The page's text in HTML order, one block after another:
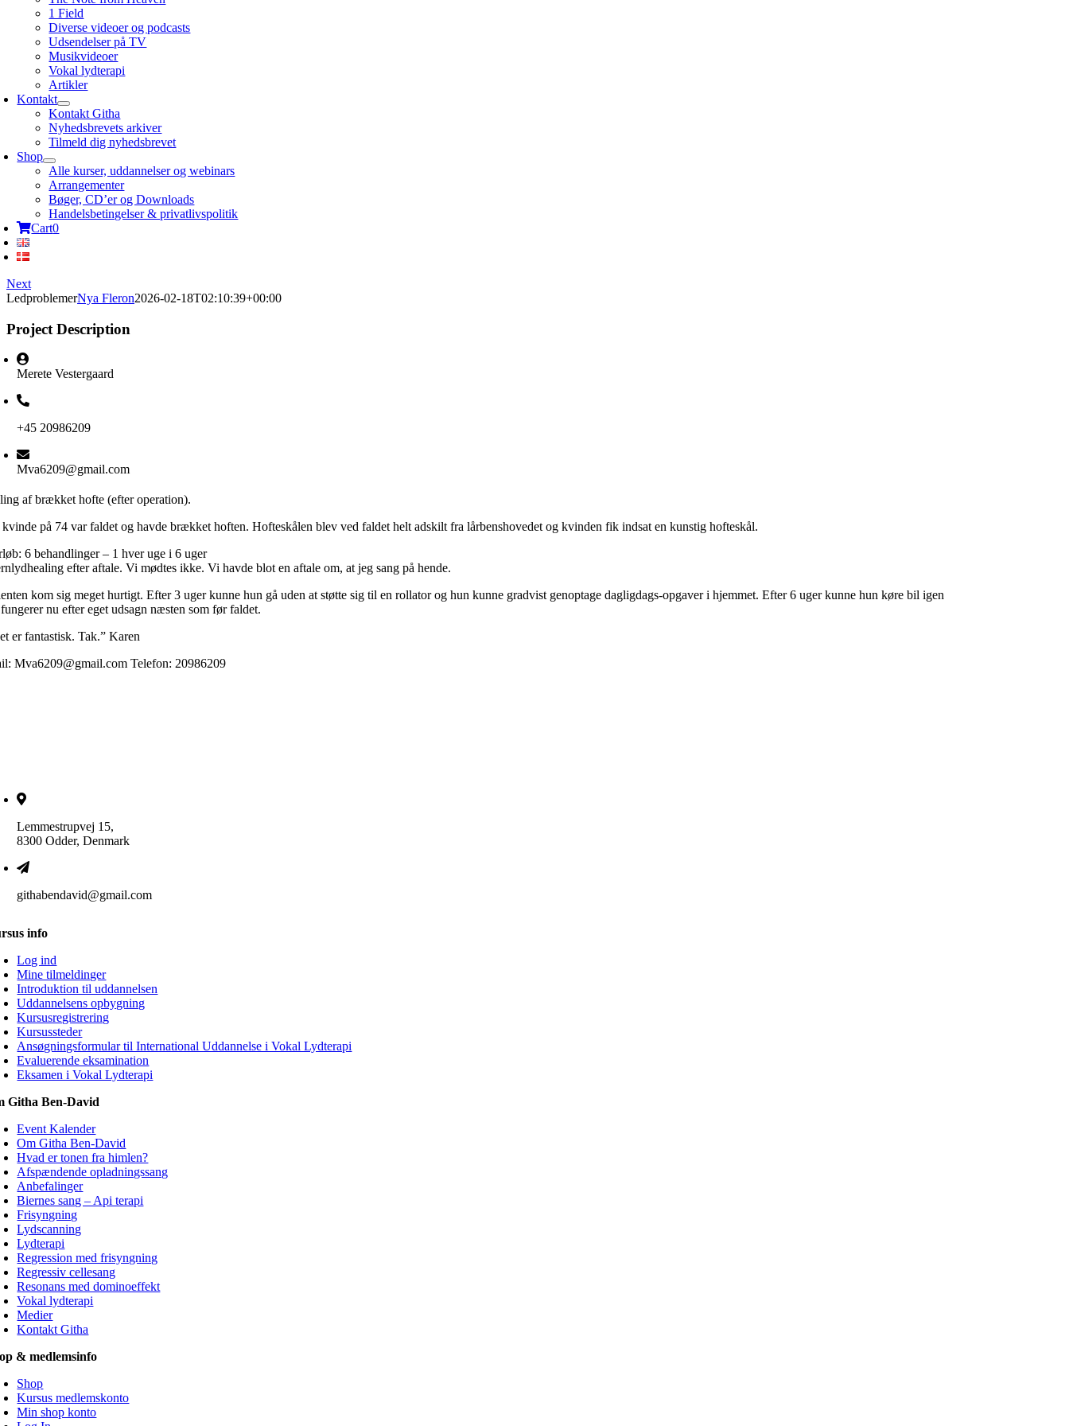
1 Field
Diverse videoer og podcasts
Udsendelser på TV
Musikvideoer
Vokal lydterapi
Artikler
Kontakt
Kontakt Githa
Nyhedsbrevets arkiver
Tilmeld dig nyhedsbrevet
Shop
Alle kurser, uddannelser og webinars
Arrangementer
Bøger, CD’er og Downloads
Handelsbetingelser & privatlivspolitik
Cart0
Next
LedproblemerNya Fleron2026-02-18T02:10:39+00:00
Project Description
Merete Vestergaard
+45 20986209
Mva6209@gmail.com
af brækket hofte (efter operation).
kvinde på 74 var faldet og havde brækket hoften. Hofteskålen blev ved faldet helt adskilt fra lårbenshovedet og kvinden fik indsat en kunstig hofteskål.
6 behandlinger – 1 hver uge i 6 uger
efter aftale. Vi mødtes ikke. Vi havde blot en aftale om, at jeg sang på hende.
kom sig meget hurtigt. Efter 3 uger kunne hun gå uden at støtte sig til en rollator og hun kunne gradvist genoptage dagligdags-opgaver i hjemmet. Efter 6 uger kunne hun køre bil igen
nu efter eget udsagn næsten som før faldet.
er fantastisk. Tak.” Karen
Mva6209@gmail.com Telefon: 20986209
Lemmestrupvej 15,
8300 Odder, Denmark
githabendavid@gmail.com
info
Log ind
Mine tilmeldinger
Introduktion til uddannelsen
Uddannelsens opbygning
Kursusregistrering
Kursussteder
Ansøgningsformular til International Uddannelse i Vokal Lydterapi
Evaluerende eksamination
Eksamen i Vokal Lydterapi
Githa Ben-David
Event Kalender
Om Githa Ben-David
Hvad er tonen fra himlen?
Afspændende opladningssang
Anbefalinger
Biernes sang – Api terapi
Frisyngning
Lydscanning
Lydterapi
Regression med frisyngning
Regressiv cellesang
Resonans med dominoeffekt
Vokal lydterapi
Medier
Kontakt Githa
& medlemsinfo
Shop
Kursus medlemskonto
Min shop konto